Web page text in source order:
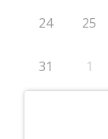
24 25
31 1